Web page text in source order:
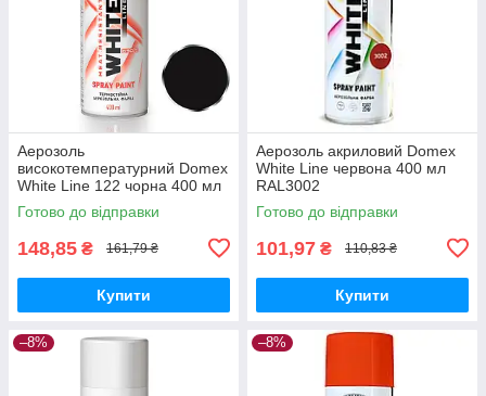
Аерозоль
високотемпературний Domex
White Line 122 чорна 400 мл
Готово до відправки
148,85 ₴ 161,79 ₴
Купити
Аерозоль акриловий Domex
White Line червона 400 мл
RAL3002
Готово до відправки
101,97 ₴ 110,83 ₴
Купити
–8% –8%